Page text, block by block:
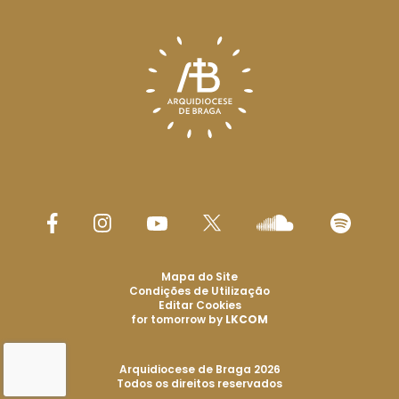
Arquidiocese de Braga 2026
Todos os direitos reservados
Mapa do Site
Condições de Utilização
Editar Cookies
for tomorrow by LKCOM